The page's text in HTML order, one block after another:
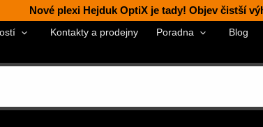
Nové plexi Hejduk OptiX je tady! Objev čistší
Kontakty a prodejny Poradna Blog